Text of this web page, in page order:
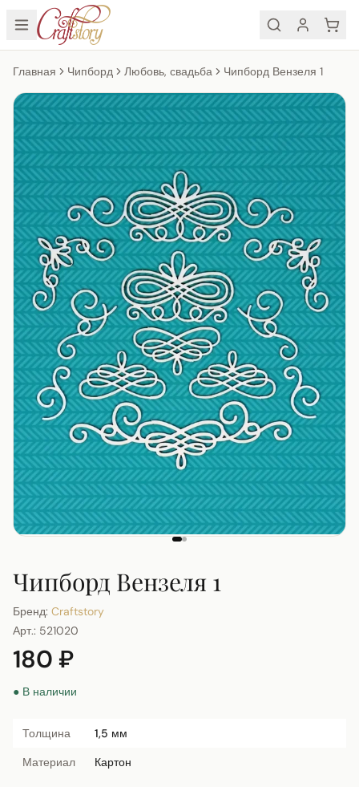
Главная Чипборд Любовь, свадьба Чипборд Вензеля 1
Чипборд Вензеля 1
Бренд: Craftstory
Арт.: 521020
180 ₽
● В наличии
Толщина
1,5 мм
Материал
Картон